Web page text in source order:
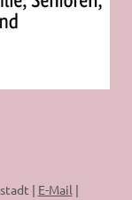
| E-Mail |